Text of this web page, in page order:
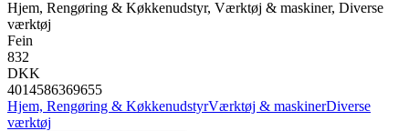
Hjem, Rengøring & Køkkenudstyr, Værktøj & maskiner, Diverse
værktøj
Fein
832
DKK
4014586369655
Hjem, Rengøring & KøkkenudstyrVærktøj & maskinerDiverse
værktøj